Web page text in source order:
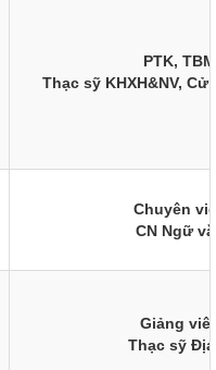
PTK, TBM
Thạc sỹ KHXH&NV,
Chuyên
CN Ngữ
Giảng
Thạc sỹ